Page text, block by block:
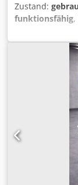
Zustand:
funktionsfähig,
Der von
ist die ideale
steigern
400 Litern
schnell und
die
während
bleiben.
denen eine
Darüber
Design einen